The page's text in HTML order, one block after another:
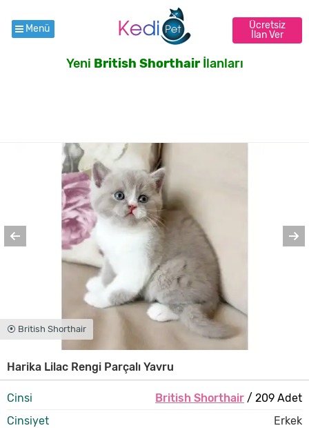
Menü
Ücretsiz
İlan Ver
Yeni British Shorthairİlanları
⦿ British Shorthair
Harika Lilac Rengi Parçalı Yavru
Cinsi British Shorthair/ 209 Adet
Cinsiyet
Erkek